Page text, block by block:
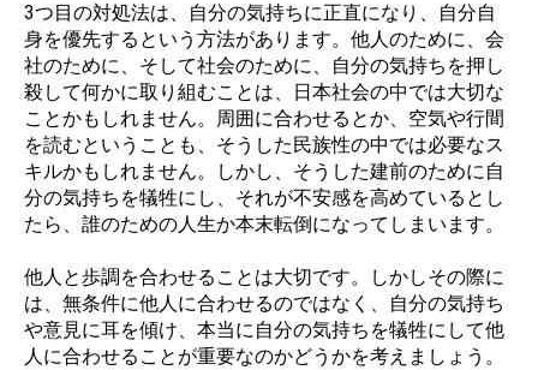
3つ目の対処法は、自分の気持ちに正直になり、自分自
身を優先するという方法があります。他人のために、会
社のために、そして社会のために、自分の気持ちを押し
殺して何かに取り組むことは、日本社会の中では大切な
ことかもしれません。周囲に合わせるとか、空気や行間
を読むということも、そうした民族性の中では必要なス
キルかもしれません。しかし、そうした建前のために自
分の気持ちを犠牲にし、それが不安感を高めているとし
たら、誰のための人生か本末転倒になってしまいます。
他人と歩調を合わせることは大切です。しかしその際に
は、無条件に他人に合わせるのではなく、自分の気持ち
や意見に耳を傾け、本当に自分の気持ちを犠牲にして他
人に合わせることが重要なのかどうかを考えましょう。